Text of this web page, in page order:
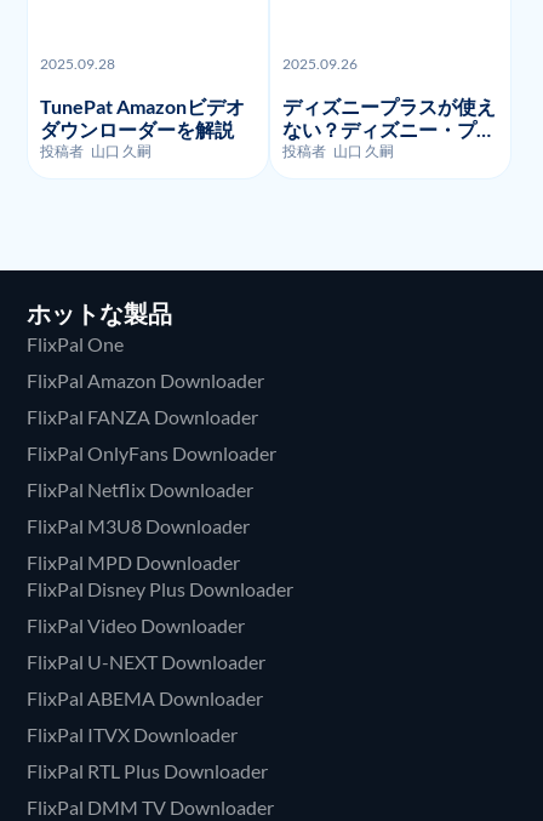
2025.09.28
TunePat Amazonビデオ
ダウンローダーを解説
投稿者 山口 久嗣
2025.09.26
ディズニープラスが使え
ない？ディズニー・プラ
スのよくあるエラーコー
ドとそのトラブルシュー
投稿者 山口 久嗣
ホットな製品
FlixPal One
FlixPal Amazon Downloader
FlixPal FANZA Downloader
FlixPal OnlyFans Downloader
FlixPal Netflix Downloader
FlixPal M3U8 Downloader
FlixPal MPD Downloader
FlixPal Disney Plus Downloader
FlixPal Video Downloader
FlixPal U-NEXT Downloader
FlixPal ABEMA Downloader
FlixPal ITVX Downloader
FlixPal RTL Plus Downloader
FlixPal DMM TV Downloader